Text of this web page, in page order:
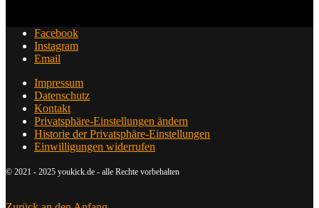
Facebook
Instagram
Email
Impressum
Datenschutz
Kontakt
Privatsphäre-Einstellungen ändern
Historie der Privatsphäre-Einstellungen
Einwilligungen widerrufen
© 2021 - 2025 youkick.de - alle Rechte vorbehalten